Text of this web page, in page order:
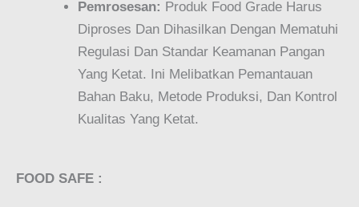
Pemrosesan: Produk Food Grade Harus
Diproses Dan Dihasilkan Dengan Mematuhi
Regulasi Dan Standar Keamanan Pangan
Yang Ketat. Ini Melibatkan Pemantauan
Bahan Baku, Metode Produksi, Dan Kontrol
Kualitas Yang Ketat.
FOOD SAFE :